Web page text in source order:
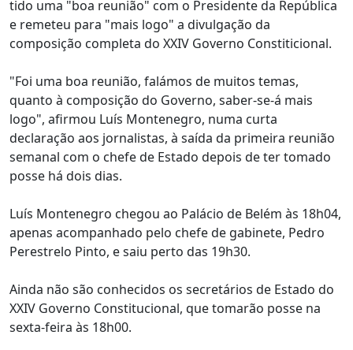
tido uma "boa reunião" com o Presidente da República
e remeteu para "mais logo" a divulgação da
composição completa do XXIV Governo Constiticional.
"Foi uma boa reunião, falámos de muitos temas,
quanto à composição do Governo, saber-se-á mais
logo", afirmou Luís Montenegro, numa curta
declaração aos jornalistas, à saída da primeira reunião
semanal com o chefe de Estado depois de ter tomado
posse há dois dias.
Luís Montenegro chegou ao Palácio de Belém às 18h04,
apenas acompanhado pelo chefe de gabinete, Pedro
Perestrelo Pinto, e saiu perto das 19h30.
Ainda não são conhecidos os secretários de Estado do
XXIV Governo Constitucional, que tomarão posse na
sexta-feira às 18h00.